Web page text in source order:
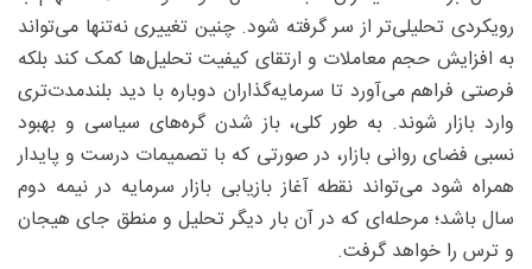
رویکردی تحلیلی‌تر از سر گرفته شود. چنین تغییری نه‌تنها می‌تواند
به افزایش حجم معاملات و ارتقای کیفیت تحلیل‌ها کمک کند بلکه
فرصتی فراهم می‌آورد تا سرمایه‌گذاران دوباره با دید بلندمدت‌تری
وارد بازار شوند. به ‌طور کلی، باز شدن گره‌های سیاسی و بهبود
نسبی فضای روانی بازار، در صورتی که با تصمیمات درست و پایدار
همراه شود می‌تواند نقطه آغاز بازیابی بازار سرمایه در نیمه دوم
سال باشد؛ مرحله‌ای که در آن بار دیگر تحلیل و منطق جای هیجان
و ترس را خواهد گرفت.